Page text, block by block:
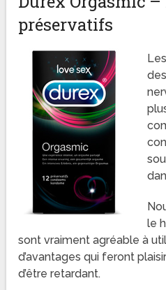
préservatifs
le
sont vraiment agréable à
d’avantages qui feront
d’être retardant.